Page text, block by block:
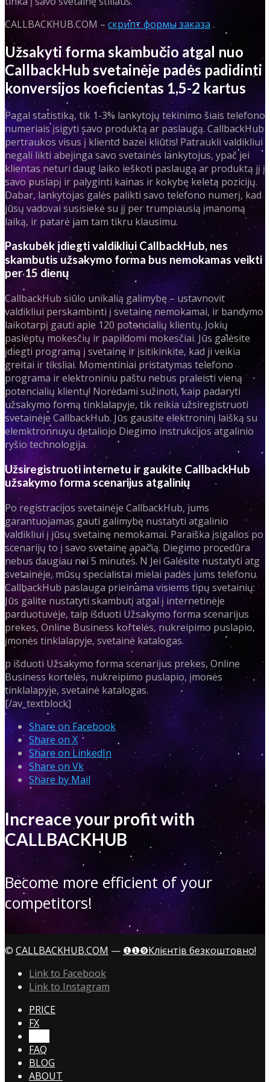
CALLBACKHUB.COM – скрипт формы заказа .
Užsakyti forma skambučio atgal nuo
CallbackHub svetainėje padės padidinti
konversijos koeficientas 1,5-2 kartus
Pagal statistiką, tik 1-3% lankytojų tekinimo šiais telefono
numeriais įsigyti savo produktą ar paslaugą. CallbackHub
pertraukos visus į kliento bazei kliūtis! Patraukli valdikliui
negali likti abejinga savo svetainės lankytojus, ypač jei
klientas neturi daug laiko ieškoti paslaugą ar produktą jį į
savo puslapį ir palyginti kainas ir kokybę keletą pozicijų.
Dabar, lankytojas galės palikti savo telefono numerį, kad
jūsų vadovai susisiekė su jį per trumpiausią įmanomą
laiką, ir patarė jam tam tikru klausimu.
Paskubėk įdiegti valdikliui CallbackHub, nes
skambutis užsakymo forma bus nemokamas veikti
per 15 dienų
CallbackHub siūlo unikalią galimybę – ustavnovit
valdikliui perskambinti į svetainę nemokamai, ir bandymo
laikotarpį gauti apie 120 potencialių klientų. Jokių
paslėptų mokesčių ir papildomi mokesčiai. Jūs galėsite
įdiegti programą į svetainę ir įsitikinkite, kad ji veikia
greitai ir tiksliai. Momentiniai pristatymas telefono
programa ir elektroniniu paštu nebus praleisti vieną
potencialių klientų! Norėdami sužinoti, kaip padaryti
užsakymo formą tinklalapyje, tik reikia užsiregistruoti
svetainėje CallbackHub. Jūs gausite elektroninį laišką su
elemktronnuyu detaliojo Diegimo instrukcijos atgalinio
ryšio technologija.
Užsiregistruoti internetu ir gaukite CallbackHub
užsakymo forma scenarijus atgalinių
Po registracijos svetainėje CallbackHub, jums
garantuojamas gauti galimybę nustatyti atgalinio
valdikliui į jūsų svetainę nemokamai. Paraiška įsigalios po
scenarijų to į savo svetainę apačią. Diegimo procedūra
nebus daugiau nei 5 minutes. N Jei Galėsite nustatyti atg
svetainėje, mūsų specialistai mielai padės jums telefonu.
CallbackHub paslauga prieinama visiems tipų svetainių:
Jūs galite nustatyti skambutį atgal į internetinėje
parduotuvėje, taip išduoti Užsakymo forma scenarijus
prekes, Online Business kortelės, nukreipimo puslapio,
įmonės tinklalapyje, svetainė katalogas.
p išduoti Užsakymo forma scenarijus prekes, Online
Business kortelės, nukreipimo puslapio, įmonės
tinklalapyje, svetainė katalogas.
[/av_textblock]
Share on Facebook
Share on X
Share on LinkedIn
Share on Vk
Share by Mail
Increace your profit with
CALLBACKHUB
Become more efficient of your
competitors!
© CALLBACKHUB.COM — ❶❶❾Клієнтів безкоштовно!
Link to Facebook
Link to Instagram
PRICE
FX
FAQ
BLOG
ABOUT